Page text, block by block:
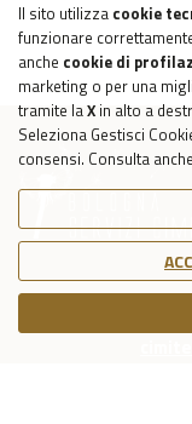
Il sito utilizza cookie
funzionare
anche cookie di
marketing o per una
tramite laX in alto a
Seleziona Gestisci
consensi. Consulta